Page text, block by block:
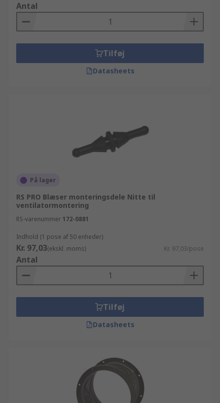
Antal
Tilføj
Datasheets
På lager
RS PRO Blæser monteringsdele Nitte til
ventilatormontering
RS-varenummer 172-0881
Indhold (1 pose af 50 enheder)
Kr. 97,03(ekskl. moms) Kr. 97,03/pose
Antal
Tilføj
Datasheets